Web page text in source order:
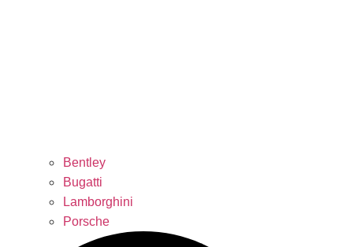
Bentley
Bugatti
Lamborghini
Porsche